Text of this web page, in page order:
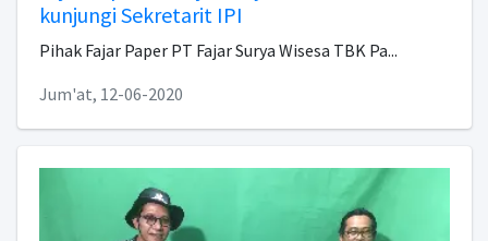
kunjungi Sekretarit IPI
Pihak Fajar Paper PT Fajar Surya Wisesa TBK Pa...
Jum'at, 12-06-2020